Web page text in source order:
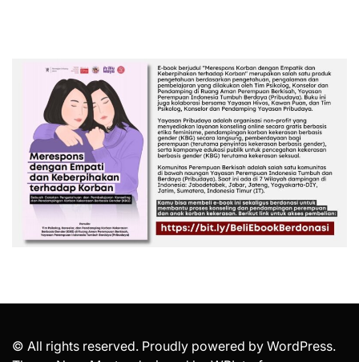
© All rights reserved. Proudly powered by WordPress.